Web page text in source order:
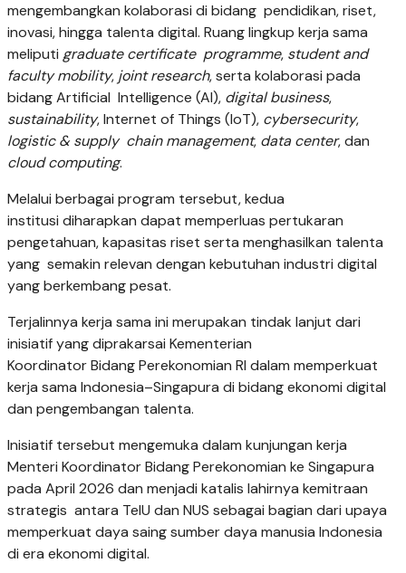
mengembangkan kolaborasi di bidang pendidikan, riset,
inovasi, hingga talenta digital. Ruang lingkup kerja sama
meliputi graduate certificate programme, student and
faculty mobility, joint research, serta kolaborasi pada
bidang Artificial Intelligence (AI), digital business,
sustainability, Internet of Things (IoT), cybersecurity,
logistic & supply chain management, data center, dan
cloud computing.
Melalui berbagai program tersebut, kedua
institusi diharapkan dapat memperluas pertukaran
pengetahuan, kapasitas riset serta menghasilkan talenta
yang semakin relevan dengan kebutuhan industri digital
yang berkembang pesat.
Terjalinnya kerja sama ini merupakan tindak lanjut dari
inisiatif yang diprakarsai Kementerian
Koordinator Bidang Perekonomian RI dalam memperkuat
kerja sama Indonesia–Singapura di bidang ekonomi digital
dan pengembangan talenta.
Inisiatif tersebut mengemuka dalam kunjungan kerja
Menteri Koordinator Bidang Perekonomian ke Singapura
pada April 2026 dan menjadi katalis lahirnya kemitraan
strategis antara TelU dan NUS sebagai bagian dari upaya
memperkuat daya saing sumber daya manusia Indonesia
di era ekonomi digital.